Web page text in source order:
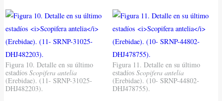
Figura 10. Detalle en su último
estadíos Scopifera antelia
(Erebidae). (11- SRNP-31025-
DHJ482203).
Figura 11. Detalle en su último
estadíos Scopifera antelia
(Erebidae). (10- SRNP-44802-
DHJ478755).